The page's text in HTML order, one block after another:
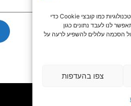
כדי לספק את חוויות המשתמש הטובות ביותר, אנו משתמשים בטכנולוגיות כמו קובצי Cookie כדי
לנו לעבד נתונים כגון
הסכמה עלולים להשפיע לרעה על
צפו בהעדפות